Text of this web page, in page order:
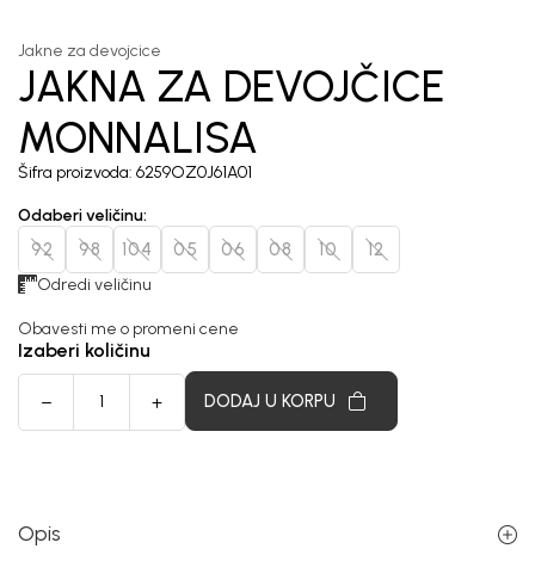
Jakne za devojcice
JAKNA ZA DEVOJČICE
MONNALISA
Šifra proizvoda: 6259OZ0J61A01
Odaberi veličinu:
92 98 104 05 06 08 10 12
Odredi veličinu
Obavesti me o promeni cene
Izaberi količinu
DODAJ U KORPU
Opis